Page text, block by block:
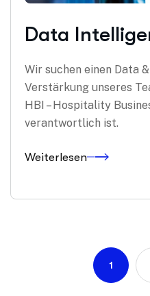
Data
Wir suchen einen Data
Verstärkung unseres
HBI – Hospitality
verantwortlich ist.
Weiterlesen
1